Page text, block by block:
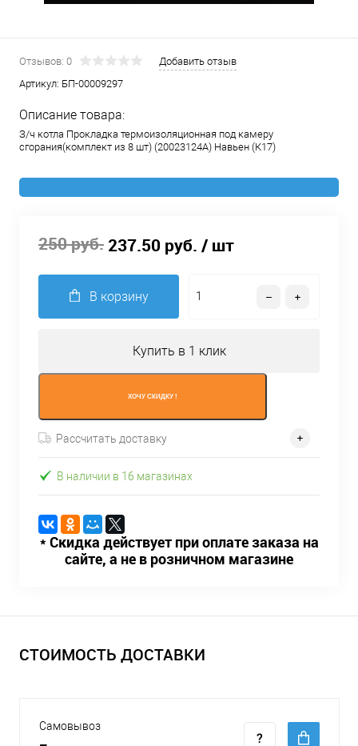
Отзывов: 0
Добавить отзыв
Артикул: БП-00009297
Описание товара:
З/ч котла Прокладка термоизоляционная под камеру
сгорания(комплект из 8 шт) (20023124А) Навьен (К17)
250 руб. 237.50 руб. / шт
В корзину
Купить в 1 клик
ХОЧУ СКИДКУ !
Рассчитать доставку
В наличии в 16 магазинах
* Скидка действует при оплате заказа на
сайте, а не в розничном магазине
СТОИМОСТЬ ДОСТАВКИ
Самовывоз